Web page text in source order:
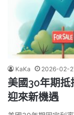
KaKa 2026-02-
美國30年期抵
迎來新機遇